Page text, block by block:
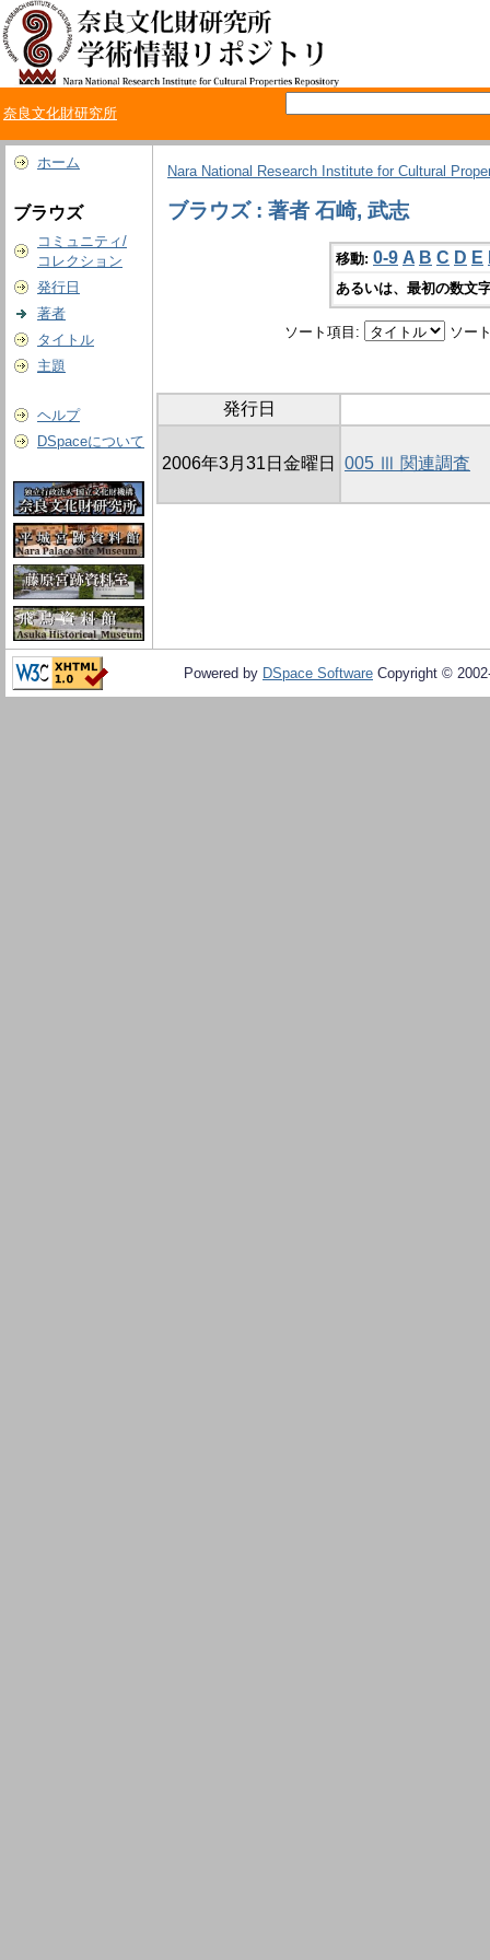
奈良文化財研究所
ホーム
ブラウズ
コミュニティ/
コレクション
発行日
著者
タイトル
主題
ヘルプ
DSpaceについて
Nara National Research Institute for Cultural
ブラウズ : 著者 石崎, 武志
移動: 0-9 A B C D E
あるいは、最初の数文
ソート項目: ソー
発行日
2006年3月31日金曜日 005 Ⅲ 関連調査
Powered by DSpace Software Copyright ©